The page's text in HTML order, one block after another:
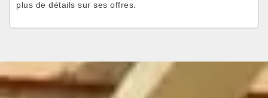
plus de détails sur ses offres.